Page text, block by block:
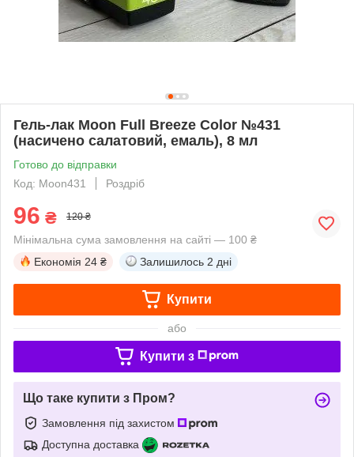
Гель-лак Moon Full Breeze Color №431
(насичено салатовий, емаль), 8 мл
Готово до відправки
Код: Moon431
Роздріб
96 ₴ 120 ₴
Мінімальна сума замовлення на сайті — 100 ₴
Економія 24 ₴ Залишилось 2 дні
Купити
або
Купити з
Що таке купити з Пром?
Замовлення під захистом
Доступна доставка